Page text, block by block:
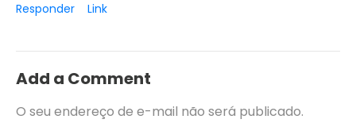
Responder Link
Add a Comment
O seu endereço de e-mail não será publicado.